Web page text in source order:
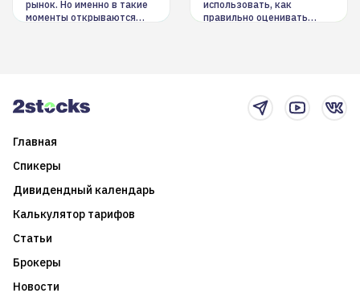
рынок. Но именно в такие
моменты открываются
использовать, как
правильно оценивать
Главная
Спикеры
Дивидендный календарь
Калькулятор тарифов
Статьи
Брокеры
Новости